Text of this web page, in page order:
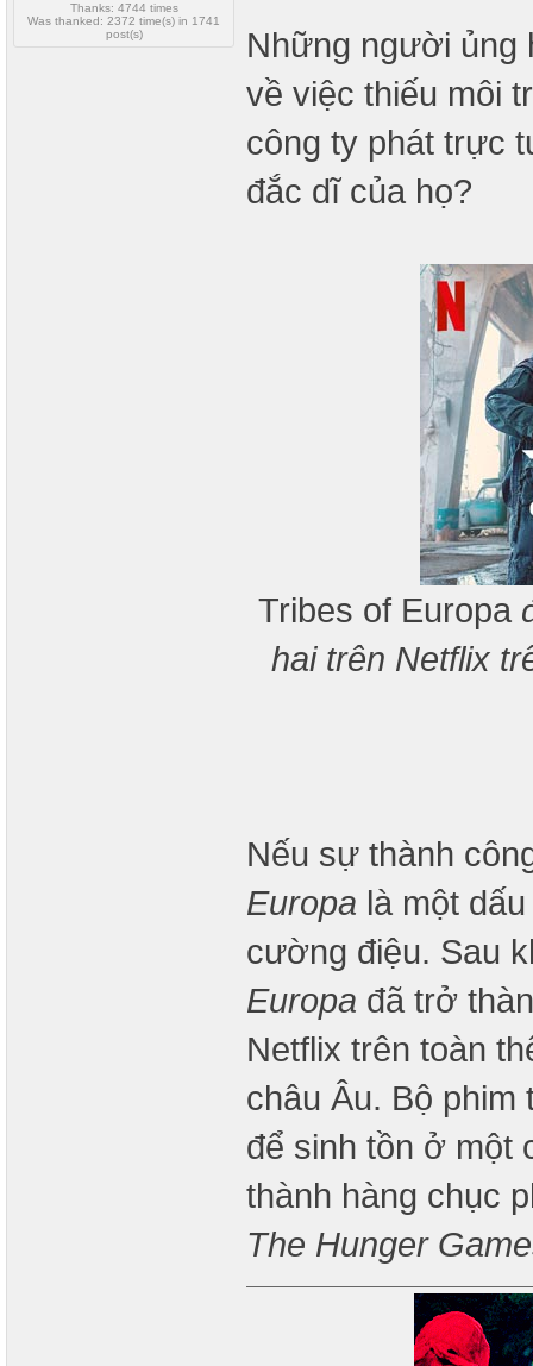
Thanks: 4744 times
Was thanked: 2372 time(s) in 1741
post(s)
Những người ủng
về việc thiếu môi
công ty phát trực
đắc dĩ của họ?
Tribes of Europa
hai trên Netflix
Nếu sự thành
Europa là một
cường điệu. Sau
Europa đã trở
Netflix trên toàn
châu Âu. Bộ phim
để sinh tồn ở một
thành hàng chục
The Hunger